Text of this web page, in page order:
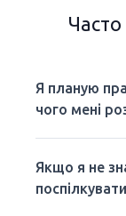
Часто
Я планую
чого мені
Якщо я не